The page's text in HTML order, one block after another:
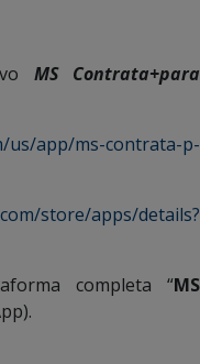
MS Contrata+para
us/app/ms-contrata-p-
store/apps/details?
completa “MS